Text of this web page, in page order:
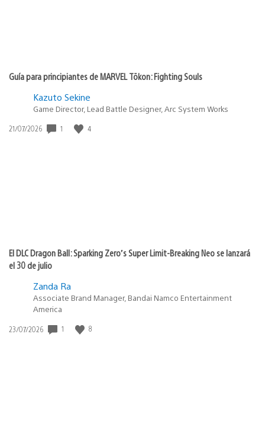
Guía para principiantes de MARVEL Tōkon: Fighting Souls
Kazuto Sekine
Game Director, Lead Battle Designer, Arc System Works
Fecha
21/07/2026 1 4
El DLC Dragon Ball: Sparking Zero’s Super Limit-Breaking Neo se lanzará
el 30 de julio
Zanda Ra
Associate Brand Manager, Bandai Namco Entertainment
America
Fecha
23/07/2026 1 8